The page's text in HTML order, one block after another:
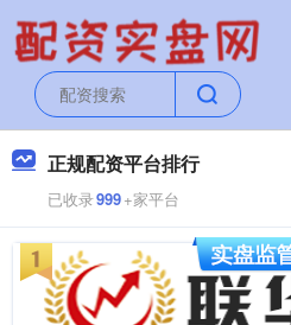
正规配资平台排行
已收录999+家平台